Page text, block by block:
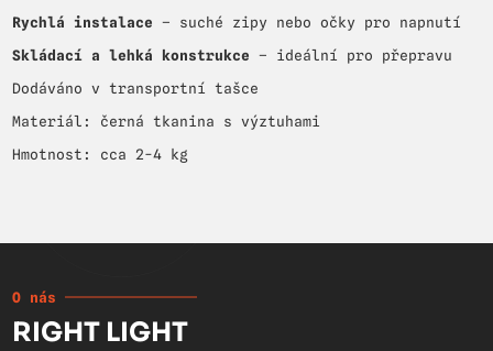
Rychlá instalace – suché zipy nebo očky pro napnutí
Skládací a lehká konstrukce – ideální pro přepravu
Dodáváno v transportní tašce
Materiál: černá tkanina s výztuhami
Hmotnost: cca 2-4 kg
O nás
RIGHT LIGHT